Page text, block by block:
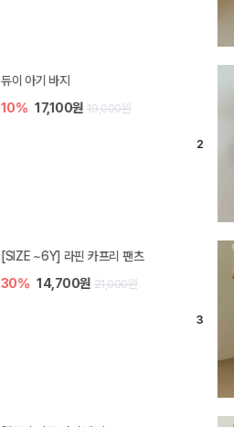
듀이 아기 바지
10% 17,100원 19,000원
[SIZE ~6Y] 라핀 카프리 팬츠
30% 14,700원 21,000원